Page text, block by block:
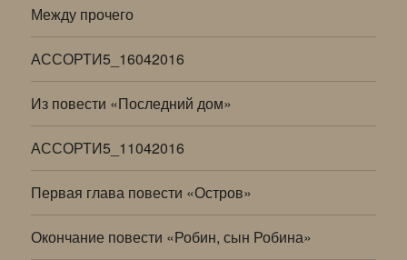
Между прочего
АССОРТИ5_16042016
Из повести «Последний дом»
АССОРТИ5_11042016
Первая глава повести «Остров»
Окончание повести «Робин, сын Робина»